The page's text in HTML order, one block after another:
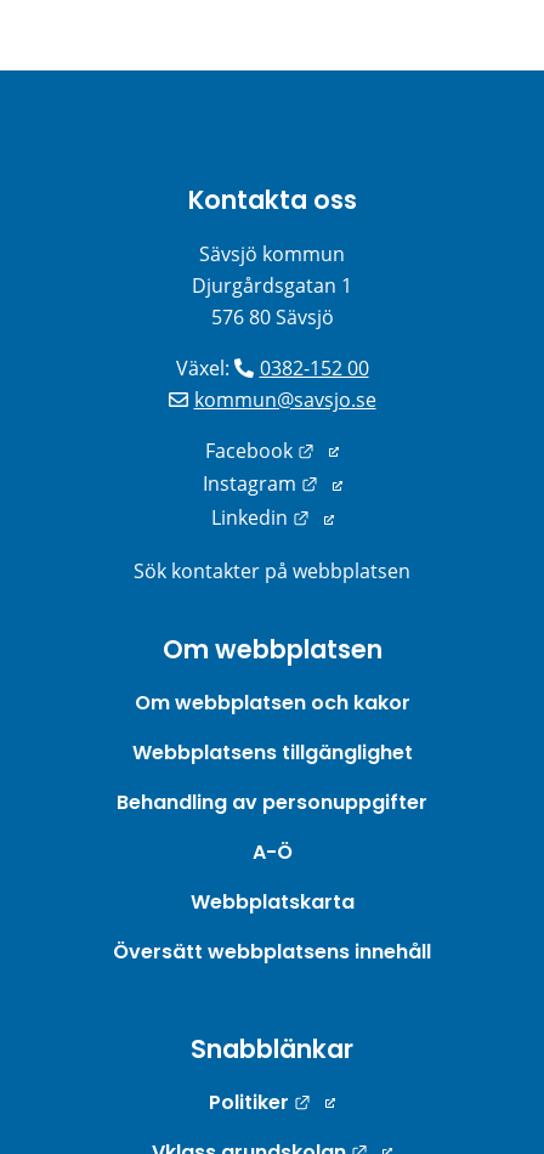
Kontakta oss
Sävsjö kommun
Djurgårdsgatan 1
576 80 Sävsjö
Växel:
0382-152 00
kommun@savsjo.se
Facebook
Länk till annan
Instagram
Länk till annan
Linkedin
Länk till annan webbplats.
Sök kontakter på webbplatsen
Om webbplatsen
Om webbplatsen och kakor
Webbplatsens tillgänglighet
Behandling av personuppgifter
A-Ö
Webbplatskarta
Översätt webbplatsens innehåll
Snabblänkar
Politiker
Länk till annan